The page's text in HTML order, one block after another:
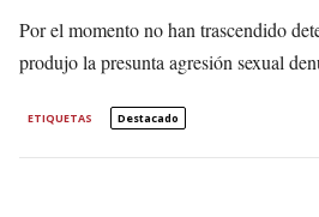
Por el momento no han trascendido
produjo la presunta agresión sexual
ETIQUETAS Destacado